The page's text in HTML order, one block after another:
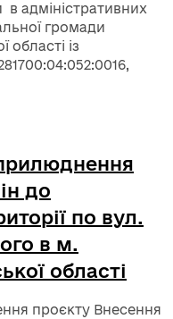
в адміністративних
громади
області із
до
по вул.
в м.
області
проєкту Внесення